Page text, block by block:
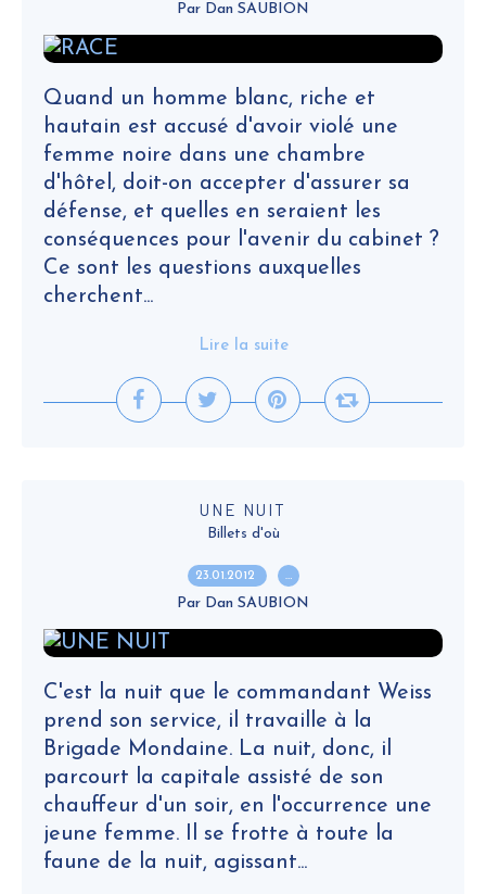
Par Dan SAUBION
Quand un homme blanc, riche et
hautain est accusé d'avoir violé une
femme noire dans une chambre
d'hôtel, doit-on accepter d'assurer sa
défense, et quelles en seraient les
conséquences pour l'avenir du cabinet ?
Ce sont les questions auxquelles
cherchent...
Lire la suite
UNE NUIT
Billets d'où
23.01.2012 …
Par Dan SAUBION
C'est la nuit que le commandant Weiss
prend son service, il travaille à la
Brigade Mondaine. La nuit, donc, il
parcourt la capitale assisté de son
chauffeur d'un soir, en l'occurrence une
jeune femme. Il se frotte à toute la
faune de la nuit, agissant...